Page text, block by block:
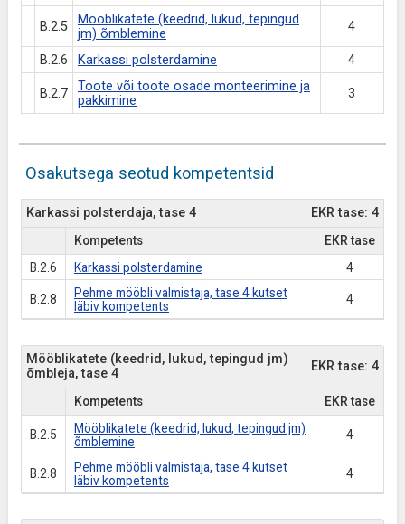
B.2.5
Mööblikatete (keedrid, lukud, tepingud
jm) õmblemine
4
B.2.6 Karkassi polsterdamine 4
B.2.7
Toote või toote osade monteerimine ja
pakkimine
3
Osakutsega seotud kompetentsid
Karkassi polsterdaja, tase 4 EKR tase: 4
Kompetents
EKR tase
B.2.6
Karkassi polsterdamine 4
B.2.8
Pehme mööbli valmistaja, tase 4 kutset
läbiv kompetents
4
Mööblikatete (keedrid, lukud, tepingud jm)
õmbleja, tase 4
EKR tase: 4
Kompetents EKR tase
B.2.5
Mööblikatete (keedrid, lukud, tepingud jm)
õmblemine
4
B.2.8
Pehme mööbli valmistaja, tase 4 kutset
läbiv kompetents
4